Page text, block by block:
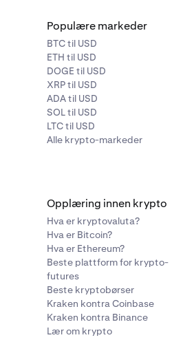
Populære markeder
BTC til USD
ETH til USD
DOGE til USD
XRP til USD
ADA til USD
SOL til USD
LTC til USD
Alle krypto-markeder
Opplæring innen krypto
Hva er kryptovaluta?
Hva er Bitcoin?
Hva er Ethereum?
Beste plattform for krypto-
futures
Beste kryptobørser
Kraken kontra Coinbase
Kraken kontra Binance
Lær om krypto